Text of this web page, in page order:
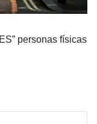
personas físicas